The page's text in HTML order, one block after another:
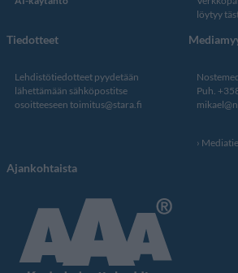
löytyy
Tiedotteet
Lehdistötiedotteet pyydetään
lähettämään sähköpostitse
osoitteeseen toimitus@stara.fi
Puh.
Ajankohtaista